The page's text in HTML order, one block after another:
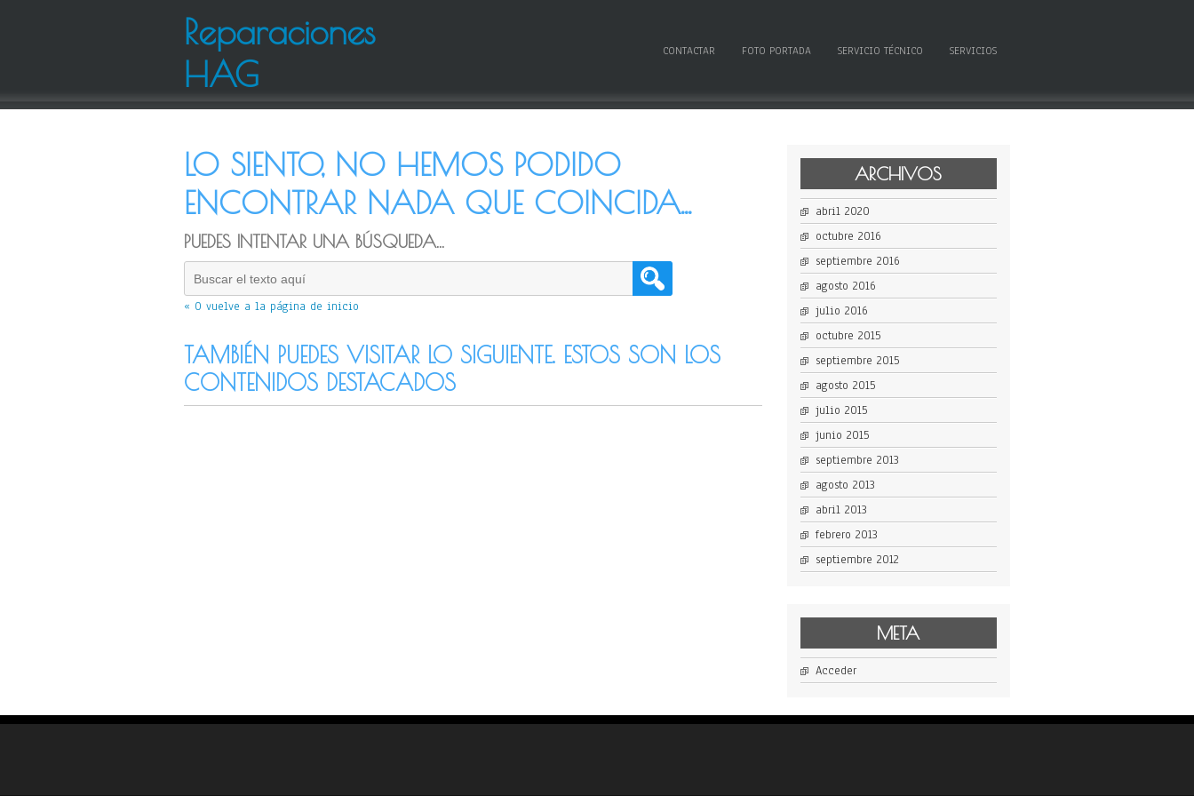
Reparaciones
HAG
CONTACTAR FOTO PORTADA SERVICIO TÉCNICO SERVICIOS
LO SIENTO, NO HEMOS PODIDO
ENCONTRAR NADA QUE COINCIDA...
PUEDES INTENTAR UNA BÚSQUEDA...
« O vuelve a la página de inicio
TAMBIÉN PUEDES VISITAR LO SIGUIENTE. ESTOS SON LOS
CONTENIDOS DESTACADOS
ARCHIVOS
abril 2020
octubre 2016
septiembre 2016
agosto 2016
julio 2016
octubre 2015
septiembre 2015
agosto 2015
julio 2015
junio 2015
septiembre 2013
agosto 2013
abril 2013
febrero 2013
septiembre 2012
META
Acceder